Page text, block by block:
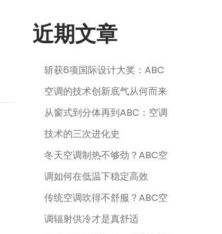
近期文章
斩获6项国际设计大奖：ABC
空调的技术创新底气从何而来
从窗式到分体再到ABC：空调
技术的三次进化史
冬天空调制热不够劲？ABC空
调如何在低温下稳定高效
传统空调吹得不舒服？ABC空
调辐射供冷才是真舒适